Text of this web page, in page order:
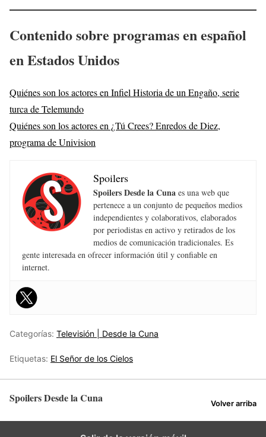
Contenido sobre programas en español
en Estados Unidos
Quiénes son los actores en Infiel Historia de un Engaño, serie
turca de Telemundo
Quiénes son los actores en ¿Tú Crees? Enredos de Diez,
programa de Univision
Spoilers
Spoilers Desde la Cuna es una web que
pertenece a un conjunto de pequeños medios
independientes y colaborativos, elaborados
por periodistas en activo y retirados de los
medios de comunicación tradicionales. Es
gente interesada en ofrecer información útil y confiable en
internet.
Categorías: Televisión | Desde la Cuna
Etiquetas: El Señor de los Cielos
Spoilers Desde la Cuna Volver arriba